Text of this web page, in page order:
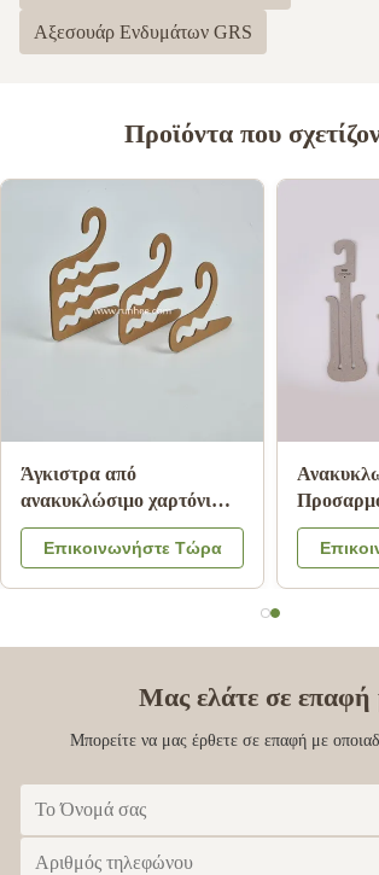
Αξεσουάρ Ενδυμάτων GRS
Προϊόντα που
Βιοδιασπώμενη
κρεμάστρα ρούχων από
χαρτόνι, φιλική προς το
περιβάλλον, κρεμάστρες
Επικοινωνήστε Τώρα
από
SGS, με
Μας ελάτε σε επαφή
Μπορείτε να μας έρθετε σε επαφή με